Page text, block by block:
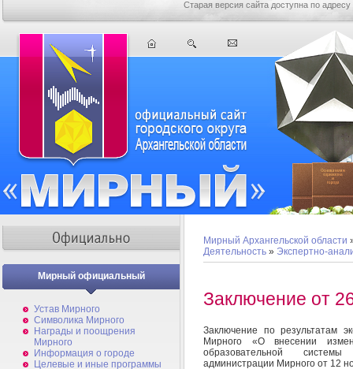
Старая версия сайта доступна по адресу
Мирный официальный
Устав Мирного
Символика Мирного
Награды и поощрения
Мирного
Информация о городе
Целевые и иные программы
Мирный Архангельской области
Деятельность » Экспертно-
Заключение от
Заключение по результатам
Мирного «О внесении
образовательной
администрации Мирного от 12